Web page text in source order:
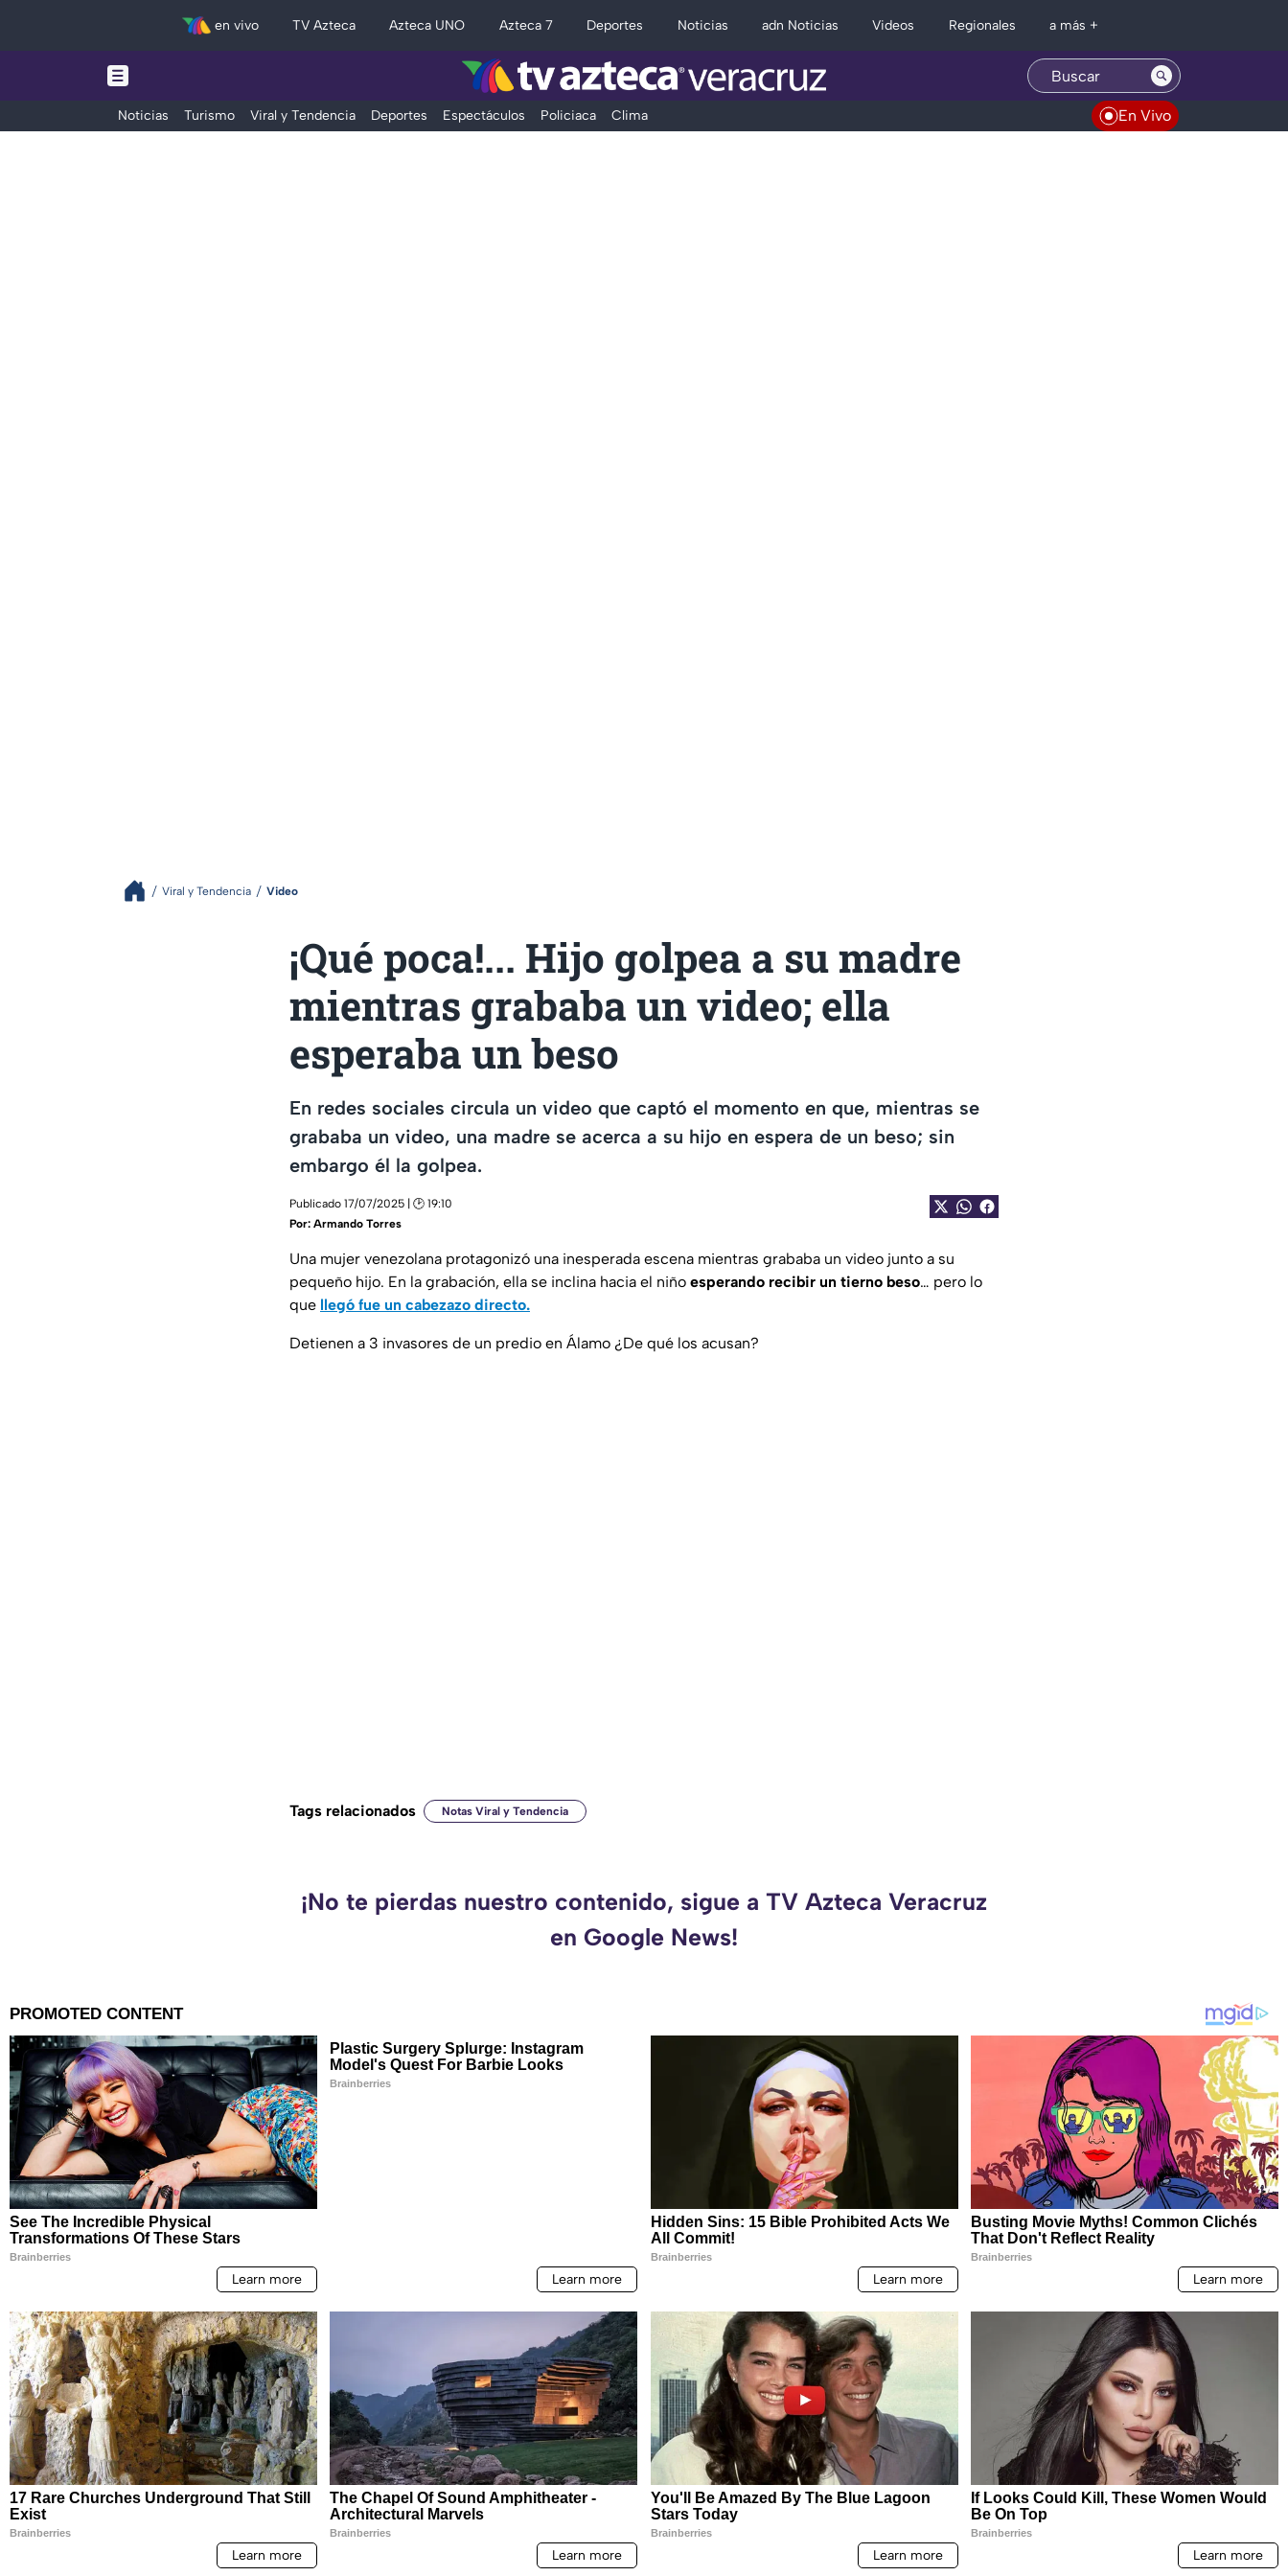
en vivo TV Azteca Azteca UNO Azteca 7 Deportes Noticias adn Noticias Videos Regionales a más +
Noticias Turismo Viral y Tendencia Deportes Espectáculos Policiaca Clima En Vivo
Viral y Tendencia Video
¡Qué poca!... Hijo golpea a su madre
mientras grababa un video; ella
esperaba un beso
En redes sociales circula un video que captó el momento en que, mientras se
grababa un video, una madre se acerca a su hijo en espera de un beso; sin
embargo él la golpea.
Publicado 17/07/2025 | 🕑 19:10
Por: Armando Torres
Una mujer venezolana protagonizó una inesperada escena mientras grababa un video junto a su
pequeño hijo. En la grabación, ella se inclina hacia el niño esperando recibir un tierno beso… pero lo
que llegó fue un cabezazo directo.
Detienen a 3 invasores de un predio en Álamo ¿De qué los acusan?
Tags relacionados Notas Viral y Tendencia
¡No te pierdas nuestro contenido, sigue a TV Azteca Veracruz
en Google News!